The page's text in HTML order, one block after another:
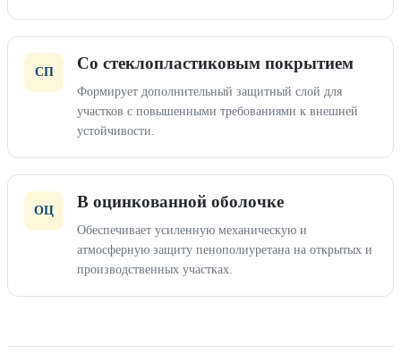
СП Со стеклопластиковым покрытием
Формирует дополнительный защитный слой для
участков с повышенными требованиями к внешней
устойчивости.
ОЦ В оцинкованной оболочке
Обеспечивает усиленную механическую и
атмосферную защиту пенополиуретана на открытых и
производственных участках.